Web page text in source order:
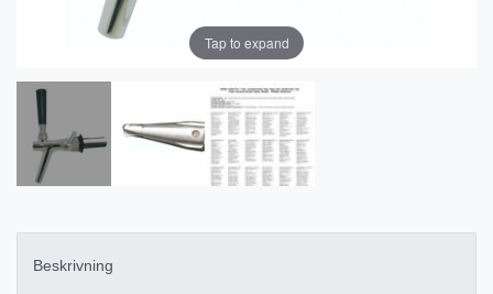
Tap to expand
Beskrivning